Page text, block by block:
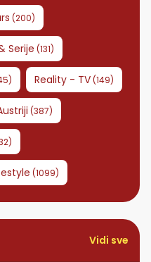
(200)
Serije (131)
) Reality - TV(149)
(387)
)
(1099)
Vidi sve